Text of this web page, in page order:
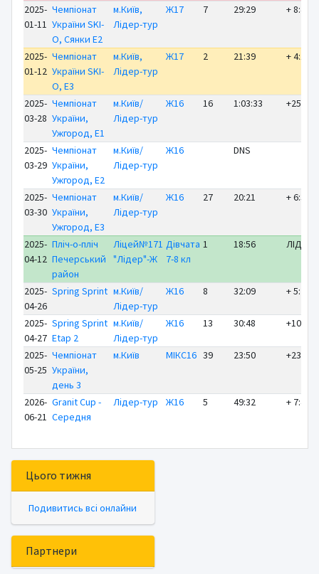
2025-
01-11
Чемпіонат
України SKI-
O, Сянки E2
м.Київ,
Лідер-тур
Ж17 7 29:29 + 8:49
2025-
01-12
Чемпіонат
України SKI-
O, E3
м.Київ,
Лідер-тур
Ж17 2 21:39 + 4:13
2025-
03-28
Чемпіонат
України,
Ужгород, E1
м.Київ/
Лідер-тур
Ж16 16 1:03:33 +25:40
2025-
03-29
Чемпіонат
України,
Ужгород, E2
м.Київ/
Лідер-тур
Ж16 DNS
2025-
03-30
Чемпіонат
України,
Ужгород, E3
м.Київ/
Лідер-тур
Ж16 27 20:21 + 6:39
2025-
04-12
Пліч-о-пліч
Печерський
район
Ліцей№171
"Лідер"-Ж
Дівчата
7-8 кл
1 18:56 ЛІДЕР
2025-
04-26
Spring Sprint м.Київ/
Лідер-тур
Ж16 8 32:09 + 5:22
2025-
04-27
Spring Sprint
Etap 2
м.Київ/
Лідер-тур
Ж16 13 30:48 +10:25
2025-
05-25
Чемпіонат
України,
день 3
м.Київ МІКС16 39 23:50 +23:50
2026-
06-21
Granit Cup -
Середня
Лідер-тур Ж16 5 49:32 + 7:43
Цього тижня
Подивитись всі онлайни
Партнери